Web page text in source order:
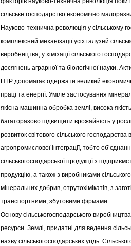
сільське господарство економічно
Науково-технична революція у сільському
комплексний механізації усіх галузей
виробництва, у хімізації сільського
досягнень аграрної та біологічної науки.
НТР допомагає одержати великий
праці та енергії. Уміле застосування
якісна машинна обробка землі, висока
багаторазово підвищити врожайність у
розвиток світового сільського господарства
агропромислової інтеграції, тобто
сільськогосподарської продукції з
продукцію, а також з виробниками
мінеральних добрив, отрутохімікатів, з
транспортними, збутовими фірмами.
Основу сільськогосподарського
ресурси. Землі, придатні для ведення
назву сільськогосподарських угідь.